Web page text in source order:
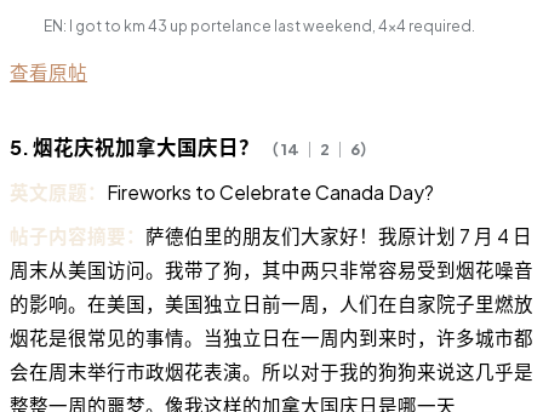
EN: I got to km 43 up portelance last weekend, 4x4 required.
查看原帖
5. 烟花庆祝加拿大国庆日？ （ 14 ｜ 2 ｜ 6）
英文原题： Fireworks to Celebrate Canada Day?
帖子内容摘要： 萨德伯里的朋友们大家好！我原计划 7 月 4 日
周末从美国访问。我带了狗，其中两只非常容易受到烟花噪音
的影响。在美国，美国独立日前一周，人们在自家院子里燃放
烟花是很常见的事情。当独立日在一周内到来时，许多城市都
会在周末举行市政烟花表演。所以对于我的狗狗来说这几乎是
整整一周的噩梦。像我这样的加拿大国庆日是哪一天